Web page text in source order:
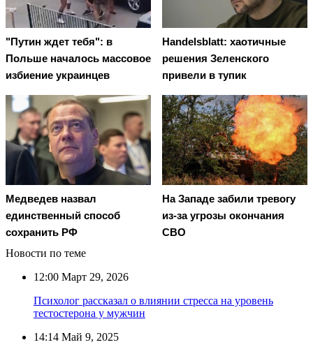
"Путин ждет тебя": в
Польше началось массовое
избиение украинцев
Handelsblatt: хаотичные
решения Зеленского
привели в тупик
Медведев назвал
единственный способ
сохранить РФ
На Западе забили тревогу
из-за угрозы окончания
СВО
Новости по теме
12:00 Март 29, 2026
Психолог рассказал о влиянии стресса на уровень
тестостерона у мужчин
14:14 Май 9, 2025